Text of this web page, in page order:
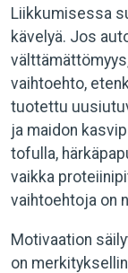
Liikkumisessa
kävelyä. Jos
vaihtoehto,
tuotettu
ja maidon
tofulla,
vaikka
vaihtoehtoja on
Motivaation
on